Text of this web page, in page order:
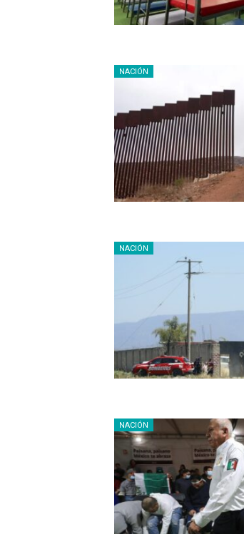
NACIÓN
NACIÓN
NACIÓN